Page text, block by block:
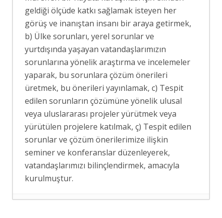
geldiği ölçüde katkı sağlamak isteyen her
görüş ve inanıştan insanı bir araya getirmek,
b) Ülke sorunları, yerel sorunlar ve
yurtdışında yaşayan vatandaşlarımızın
sorunlarına yönelik araştırma ve incelemeler
yaparak, bu sorunlara çözüm önerileri
üretmek, bu önerileri yayınlamak, c) Tespit
edilen sorunların çözümüne yönelik ulusal
veya uluslararası projeler yürütmek veya
yürütülen projelere katılmak, ç) Tespit edilen
sorunlar ve çözüm önerilerimize ilişkin
seminer ve konferanslar düzenleyerek,
vatandaşlarımızı bilinçlendirmek, amacıyla
kurulmuştur.